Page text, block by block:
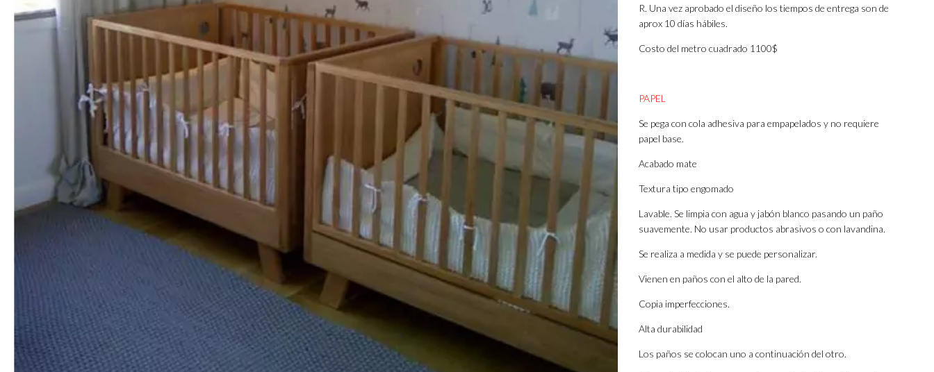
R. Una vez aprobado el diseño los tiempos de entrega son de
aprox 10 días hábiles.
Costo del metro cuadrado 1100$
PAPEL
Se pega con cola adhesiva para empapelados y no requiere
papel base.
Acabado mate
Textura tipo engomado
Lavable. Se limpia con agua y jabón blanco pasando un paño
suavemente. No usar productos abrasivos o con lavandina.
Se realiza a medida y se puede personalizar.
Vienen en paños con el alto de la pared.
Copia imperfecciones.
Alta durabilidad
Los paños se colocan uno a continuación del otro.